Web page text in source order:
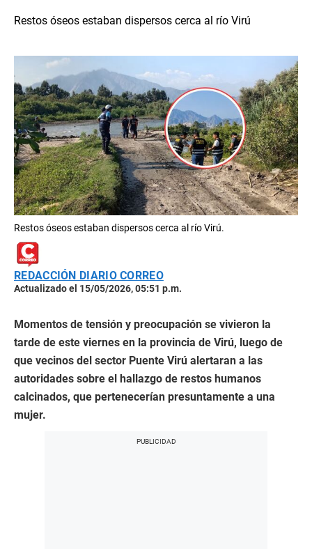
Restos óseos estaban dispersos cerca al río Virú
Restos óseos estaban dispersos cerca al río Virú.
REDACCIÓN DIARIO CORREO
Actualizado el 15/05/2026, 05:51 p.m.
Momentos de tensión y preocupación se vivieron la
tarde de este viernes en la provincia de Virú, luego de
que vecinos del sector Puente Virú alertaran a las
autoridades sobre el hallazgo de restos humanos
calcinados, que pertenecerían presuntamente a una
mujer.